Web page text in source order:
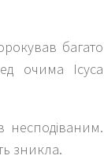
багато
очима Ісуса
несподіваним.
зникла.